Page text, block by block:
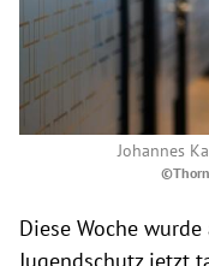
Johannes
Diese Woche